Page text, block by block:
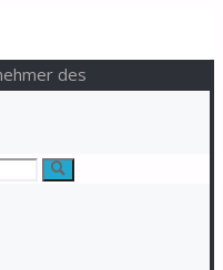
Suche
des